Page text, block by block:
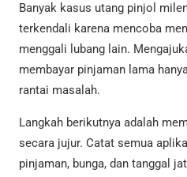
Banyak kasus utang pinjol
terkendali karena mencoba
menggali lubang lain.
membayar pinjaman lama
rantai masalah.
Langkah berikutnya adalah
secara jujur. Catat semua
pinjaman, bunga, dan tanggal